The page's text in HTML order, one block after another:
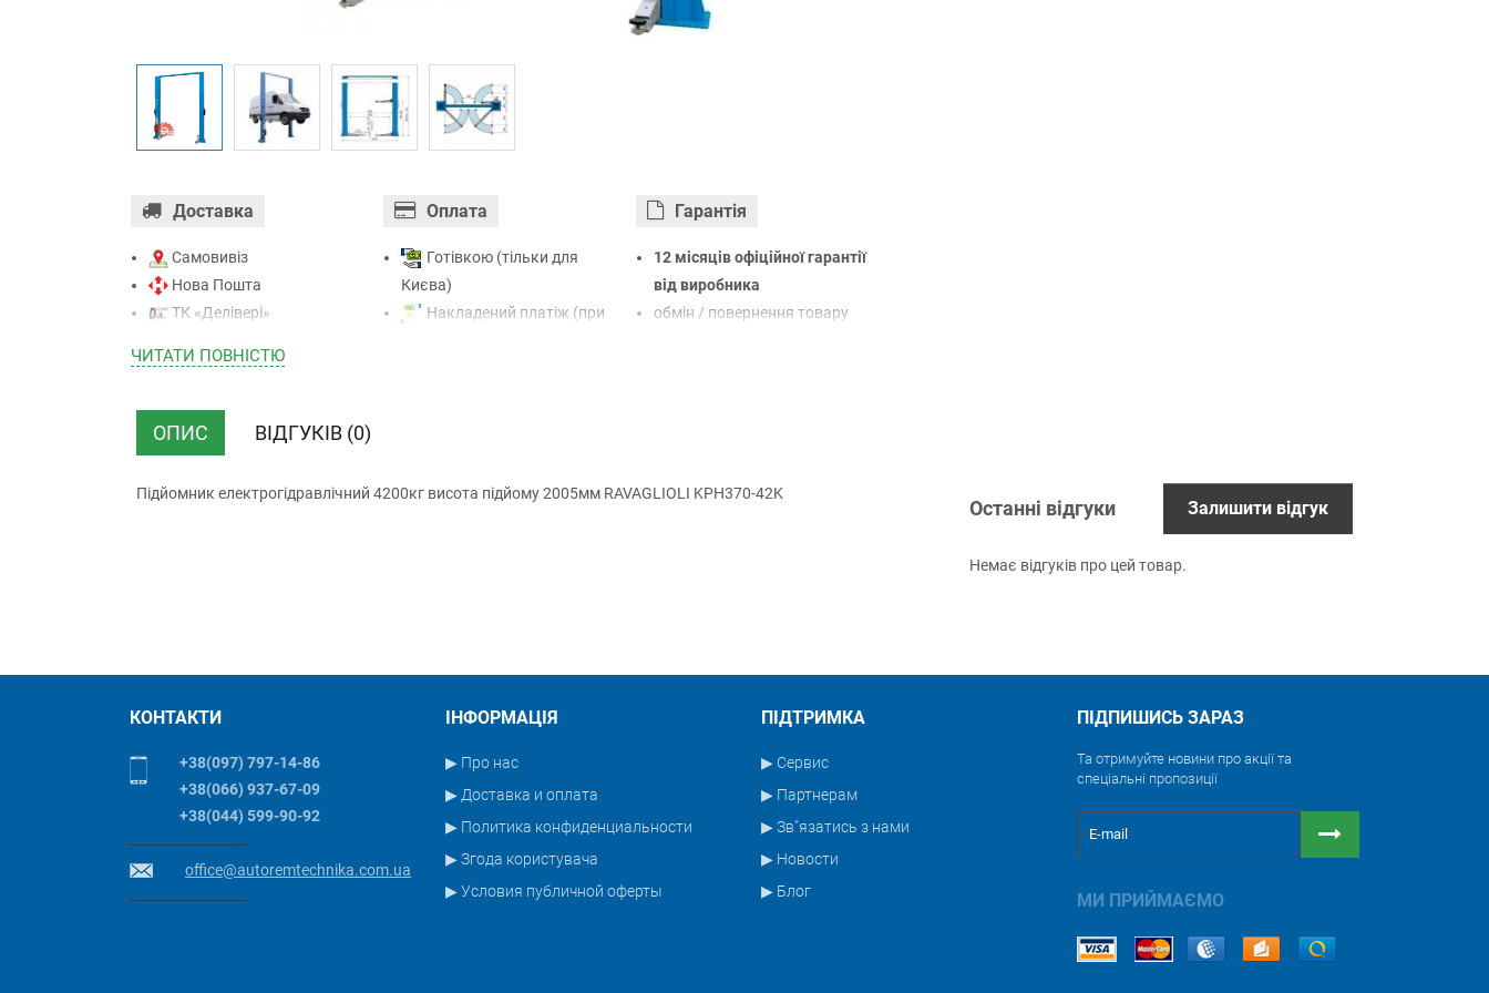
Доставка
Самовивіз
Нова Пошта
ТК «Делівері»
ТК “Justin”
ТК ”УкрПошта”
Оплата
Готівкою (тільки для
Києва)
Накладений платіж (при
Гарантiя
12 місяців офіційної гарантії
від виробника
обмін / повернення товару
ЧИТАТИ ПОВНIСТЮ
ОПИС ВІДГУКІВ (0)
Підйомник електрогідравлічний 4200кг висота підйому 2005мм RAVAGLIOLI KPH370-42K
Останні відгуки Залишити відгук
Немає відгуків про цей товар.
КОНТАКТИ
+38(097) 797-14-86
+38(066) 937-67-09
+38(044) 599-90-92
office@autoremtechnika.com.ua
ІНФОРМАЦІЯ
▶ Про нас
▶ Доставка и оплата
▶ Политика конфиденциальности
▶ Згода користувача
▶ Условия публичной оферты
ПІДТРИМКА
▶ Сервис
▶ Партнерам
▶ Зв"язатись з нами
▶ Новости
▶ Блог
ПІДПИШИСЬ ЗАРАЗ
Та отримуйте новини про акції та
спеціальні пропозиції
МИ ПРИЙМАЄМО